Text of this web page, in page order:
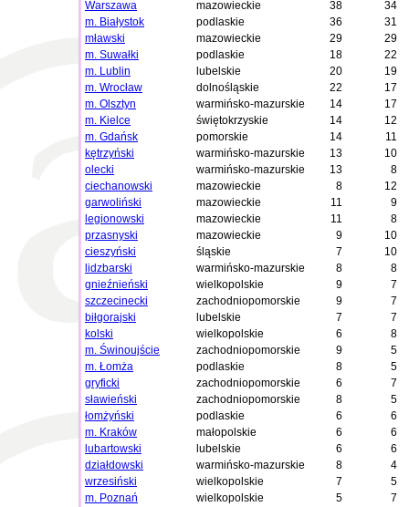
Warszawa
mazowieckie 38
34
m. Białystok
podlaskie 36
31
mławski
mazowieckie 29
29
m. Suwałki
podlaskie 18
22
m. Lublin
lubelskie 20
19
m. Wrocław
dolnośląskie 22
17
m. Olsztyn
warmińsko-mazurskie 14
17
m. Kielce
świętokrzyskie 14
12
m. Gdańsk
pomorskie 14
11
kętrzyński
warmińsko-mazurskie 13
10
olecki
warmińsko-mazurskie 13
8
ciechanowski
mazowieckie 8
12
garwoliński
mazowieckie 11
9
legionowski
mazowieckie 11
8
przasnyski
mazowieckie 9
10
cieszyński
śląskie 7
10
lidzbarski
warmińsko-mazurskie 8
8
gnieźnieński
wielkopolskie 9
7
szczecinecki
zachodniopomorskie 9
7
biłgorajski
lubelskie 7
7
kolski
wielkopolskie 6
8
m. Świnoujście
zachodniopomorskie 9
5
m. Łomża
podlaskie 8
5
gryficki
zachodniopomorskie 6
7
sławieński
zachodniopomorskie 8
5
łomżyński
podlaskie 6
6
m. Kraków
małopolskie 6
6
lubartowski
lubelskie 6
6
działdowski
warmińsko-mazurskie 8
4
wrzesiński
wielkopolskie 7
5
m. Poznań
wielkopolskie 5
7